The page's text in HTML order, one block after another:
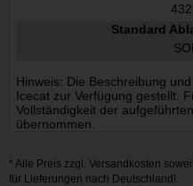
Standard
Hinweis: Die Beschreibung
Icecat zur Verfügung gestellt.
Vollständigkeit der
übernommen.
* Alle Preis zzgl. Versandkosten
für Lieferungen nach Deutschland!